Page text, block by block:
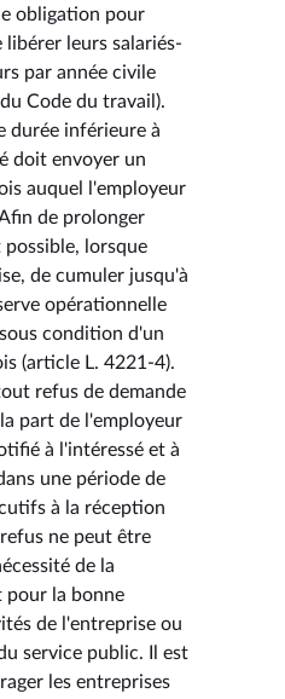
obligation pour
leurs salariés-
par année civile
Code du travail).
durée inférieure à
doit envoyer un
auquel l'employeur
de prolonger
lorsque
de cumuler jusqu'à
opérationnelle
condition d'un
(article L. 4221-4).
refus de demande
part de l'employeur
à l'intéressé et à
une période de
à la réception
ne peut être
de la
pour la bonne
de l'entreprise ou
service public. Il est
les entreprises